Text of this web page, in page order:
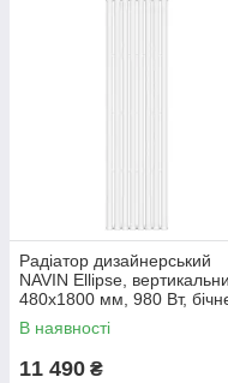
Радіатор дизайнерський
NAVIN Ellipse,
480x1800 мм, 980 Вт,
підключення, білий
В наявності
11 490 ₴